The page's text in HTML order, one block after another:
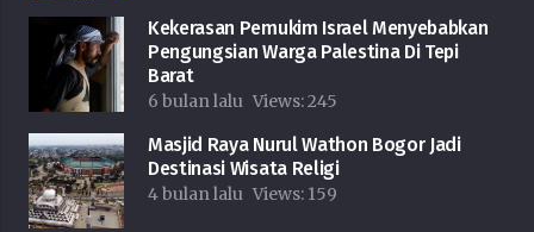
Kekerasan Pemukim Israel Menyebabkan
Pengungsian Warga Palestina Di Tepi
Barat
6 bulan lalu Views:245
Masjid Raya Nurul Wathon Bogor Jadi
Destinasi Wisata Religi
4 bulan lalu Views: 159